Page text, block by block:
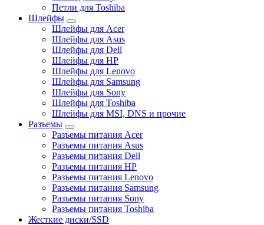
Петли для Toshiba
Шлейфы
Шлейфы для Acer
Шлейфы для Asus
Шлейфы для Dell
Шлейфы для HP
Шлейфы для Lenovo
Шлейфы для Samsung
Шлейфы для Sony
Шлейфы для Toshiba
Шлейфы для MSI, DNS и прочие
Разъемы
Разъемы питания Acer
Разъемы питания Asus
Разъемы питания Dell
Разъемы питания HP
Разъемы питания Lenovo
Разъемы питания Samsung
Разъемы питания Sony
Разъемы питания Toshiba
Жесткие диски/SSD